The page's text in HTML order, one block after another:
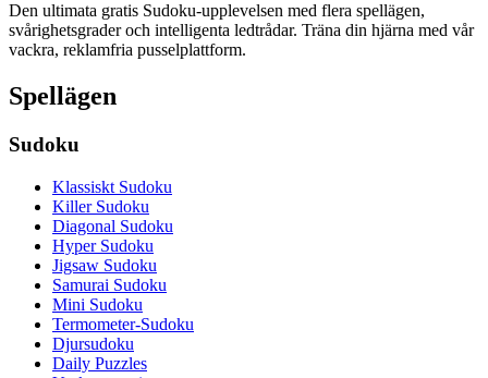
Den ultimata gratis Sudoku-upplevelsen med flera spellägen,
svårighetsgrader och intelligenta ledtrådar. Träna din hjärna med vår
vackra, reklamfria pusselplattform.
Spellägen
Sudoku
Klassiskt Sudoku
Killer Sudoku
Diagonal Sudoku
Hyper Sudoku
Jigsaw Sudoku
Samurai Sudoku
Mini Sudoku
Termometer-Sudoku
Djursudoku
Daily Puzzles